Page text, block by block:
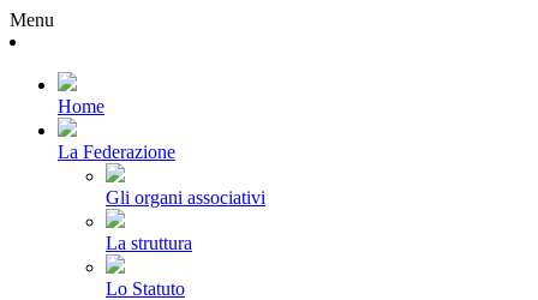
Menu
Home
La Federazione
Gli organi associativi
La struttura
Lo Statuto